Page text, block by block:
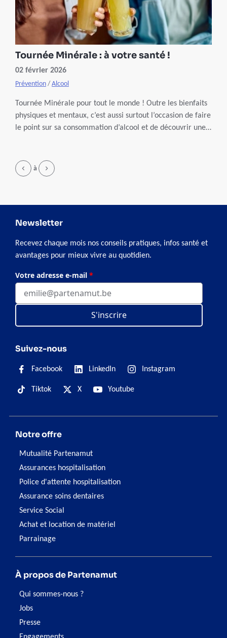
Tournée Minérale : à votre santé !
02 février 2026
Prévention / Alcool
Tournée Minérale pour tout le monde ! Outre les bienfaits
physiques et mentaux, c’est aussi surtout l’occasion de faire
le point sur sa consommation d’alcool et de découvrir une
Page à
Newsletter
Recevez chaque mois nos conseils pratiques, infos santé et
avantages pour mieux vivre au quotidien.
Votre adresse e-mail *
S'inscrire
Suivez-nous
Facebook LinkedIn Instagram
Tiktok X Youtube
Notre offre
Mutualité Partenamut
Assurances hospitalisation
Police d'attente hospitalisation
Assurance soins dentaires
Service Social
Achat et location de matériel
Parrainage
À propos de Partenamut
Qui sommes-nous ?
Jobs
Presse